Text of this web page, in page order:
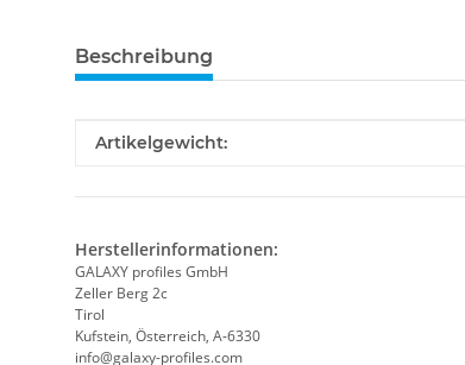
Beschreibung
Produkteigenschaft
Wert
Artikelgewicht:
Herstellerinformationen:
GALAXY profiles GmbH
Zeller Berg 2c
Tirol
Kufstein, Österreich, A-6330
info@galaxy-profiles.com